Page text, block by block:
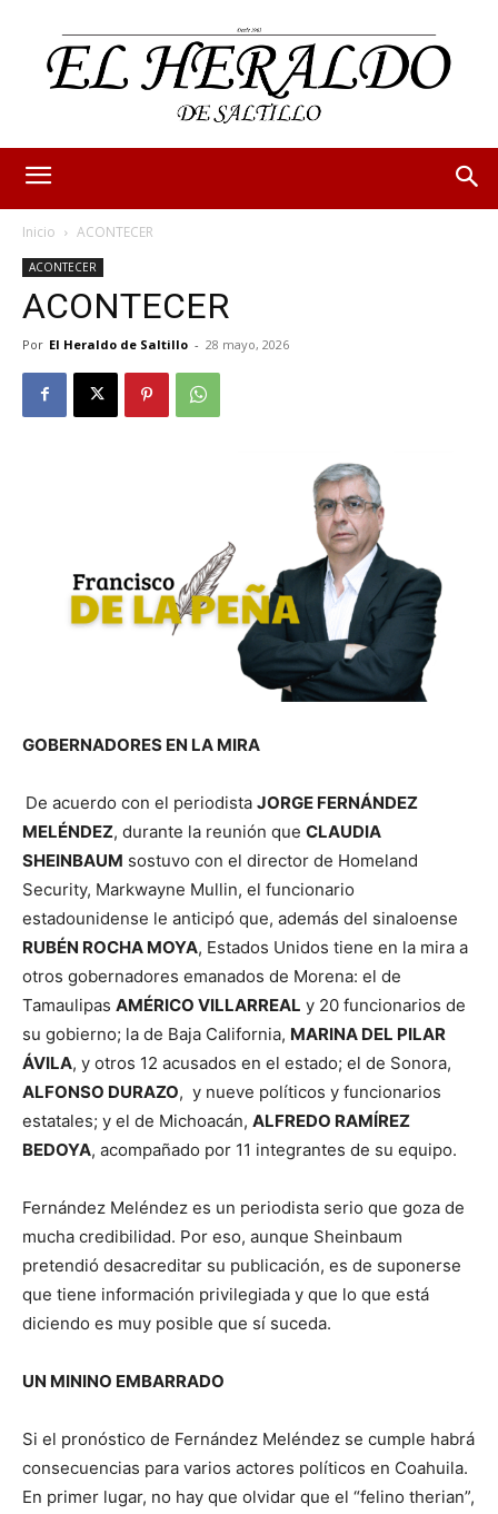
Inicio ACONTECER
ACONTECER
ACONTECER
Por El Heraldo de Saltillo - 28 mayo, 2026
GOBERNADORES EN LA MIRA
De acuerdo con el periodista JORGE FERNÁNDEZ
MELÉNDEZ, durante la reunión que CLAUDIA
SHEINBAUM sostuvo con el director de Homeland
Security, Markwayne Mullin, el funcionario
estadounidense le anticipó que, además del sinaloense
RUBÉN ROCHA MOYA, Estados Unidos tiene en la mira a
otros gobernadores emanados de Morena: el de
Tamaulipas AMÉRICO VILLARREAL y 20 funcionarios de
su gobierno; la de Baja California, MARINA DEL PILAR
ÁVILA, y otros 12 acusados en el estado; el de Sonora,
ALFONSO DURAZO, y nueve políticos y funcionarios
estatales; y el de Michoacán, ALFREDO RAMÍREZ
BEDOYA, acompañado por 11 integrantes de su equipo.
Fernández Meléndez es un periodista serio que goza de
mucha credibilidad. Por eso, aunque Sheinbaum
pretendió desacreditar su publicación, es de suponerse
que tiene información privilegiada y que lo que está
diciendo es muy posible que sí suceda.
UN MININO EMBARRADO
Si el pronóstico de Fernández Meléndez se cumple habrá
consecuencias para varios actores políticos en Coahuila.
En primer lugar, no hay que olvidar que el “felino therian”,